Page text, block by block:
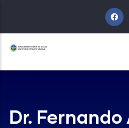
al
contenido
principal
Dr.